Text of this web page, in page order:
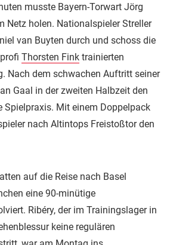
musste Bayern-Torwart Jörg
Netz holen. Nationalspieler Streller
van Buyten durch und schoss die
Thorsten Fink trainierten
Nach dem schwachen Auftritt seiner
Gaal in der zweiten Halbzeit den
Spielpraxis. Mit einem Doppelpack
nach Altintops Freistoßtor den
auf die Reise nach Basel
eine 90-minütige
Ribéry, der im Trainingslager in
keine regulären